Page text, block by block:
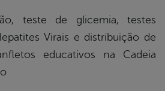
teste de glicemia, testes
Virais e distribuição de
educativos na Cadeia